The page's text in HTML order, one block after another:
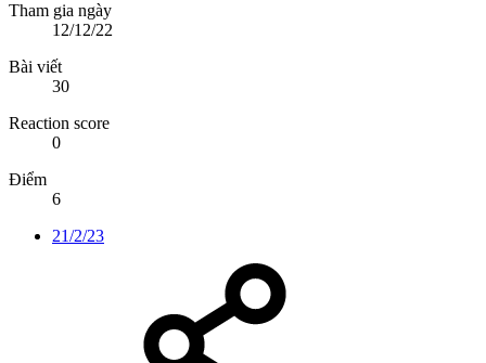
Tham gia ngày
12/12/22
Bài viết
30
Reaction score
0
Điểm
6
21/2/23